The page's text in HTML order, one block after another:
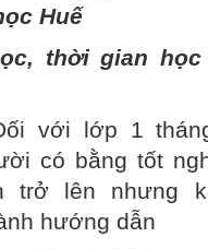
Huế
thời gian
với lớp 1
có bằng tốt
trở lên nhưng
hướng dẫn